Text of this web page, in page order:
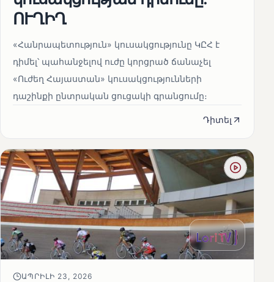
ՈՒՂԻՂ
«Հանրապետություն» կուսակցությունը ԿԸՀ է
դիմել՝ պահանջելով ուժը կորցրած ճանաչել
«Ուժեղ Հայաստան» կուսակցությունների
դաշինքի ընտրական ցուցակի գրանցումը։
Դիտել
ԱՊՐԻԼԻ 23, 2026